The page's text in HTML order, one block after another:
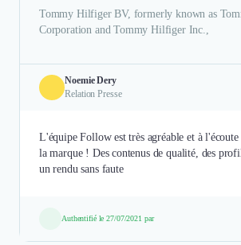
Tommy Hilfiger BV, formerly known as
Corporation and Tommy Hilfiger Inc.,
Noemie Dery
Relation Presse
L'équipe Follow est très agréable et à l'écoute
la marque ! Des contenus de qualité, des
un rendu sans faute
Authentifié le 27/07/2021 par